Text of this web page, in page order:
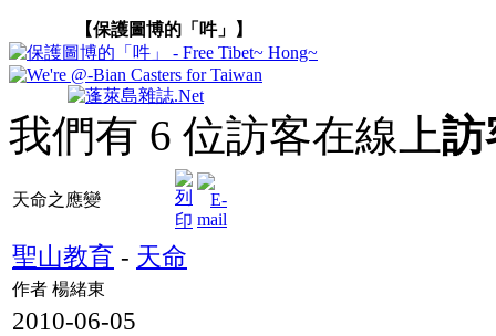
【保護圖博的「吽」】
我們有 6 位訪客在線上訪
天命之應變
聖山教育 - 天命
作者 楊緒東
2010-06-05